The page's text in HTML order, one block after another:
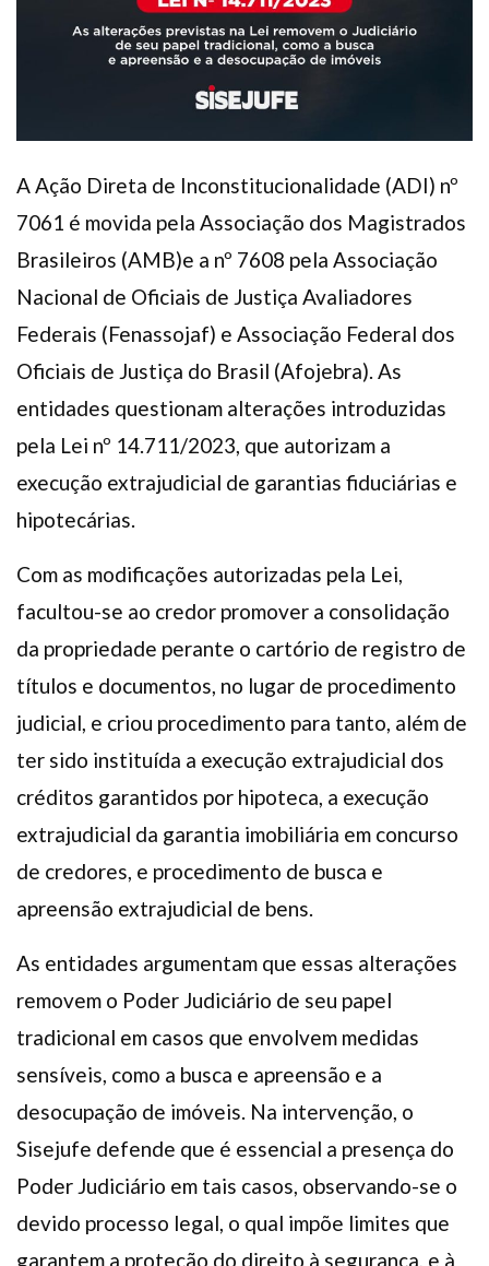
A Ação Direta de Inconstitucionalidade (ADI) nº
7061 é movida pela Associação dos Magistrados
Brasileiros (AMB)e a nº 7608 pela Associação
Nacional de Oficiais de Justiça Avaliadores
Federais (Fenassojaf) e Associação Federal dos
Oficiais de Justiça do Brasil (Afojebra). As
entidades questionam alterações introduzidas
pela Lei nº 14.711/2023, que autorizam a
execução extrajudicial de garantias fiduciárias e
hipotecárias.
Com as modificações autorizadas pela Lei,
facultou-se ao credor promover a consolidação
da propriedade perante o cartório de registro de
títulos e documentos, no lugar de procedimento
judicial, e criou procedimento para tanto, além de
ter sido instituída a execução extrajudicial dos
créditos garantidos por hipoteca, a execução
extrajudicial da garantia imobiliária em concurso
de credores, e procedimento de busca e
apreensão extrajudicial de bens.
As entidades argumentam que essas alterações
removem o Poder Judiciário de seu papel
tradicional em casos que envolvem medidas
sensíveis, como a busca e apreensão e a
desocupação de imóveis. Na intervenção, o
Sisejufe defende que é essencial a presença do
Poder Judiciário em tais casos, observando-se o
devido processo legal, o qual impõe limites que
garantem a proteção do direito à segurança, e à